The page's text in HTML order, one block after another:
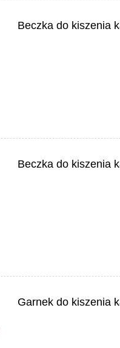
Beczka do kiszenia
Beczka do kiszenia
Garnek do kiszenia